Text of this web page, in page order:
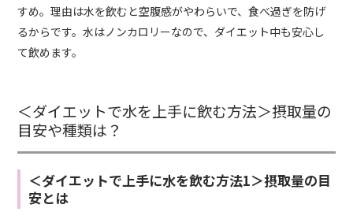
すめ。理由は水を飲むと空腹感がやわらいで、食べ過ぎを防げ
るからです。水はノンカロリーなので、ダイエット中も安心し
て飲めます。
＜ダイエットで水を上手に飲む方法＞摂取量の
目安や種類は？
＜ダイエットで上手に水を飲む方法1＞摂取量の目
安とは